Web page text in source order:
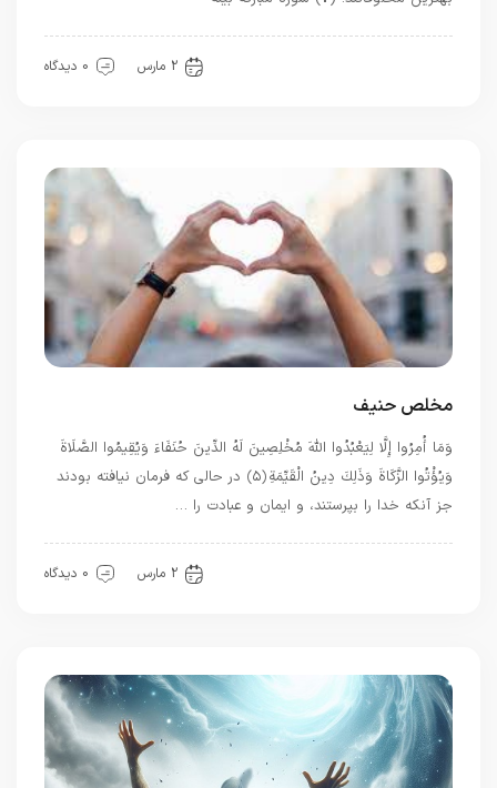
2 مارس 0 دیدگاه
مخلص حنیف
وَمَا أُمِرُوا إِلَّا لِيَعْبُدُوا اللَّهَ مُخْلِصِينَ لَهُ الدِّينَ حُنَفَاءَ وَيُقِيمُوا الصَّلَاةَ
وَيُؤْتُوا الزَّكَاةَ وَذَلِكَ دِينُ الْقَيِّمَةِ ﴿۵﴾ در حالی که فرمان نیافته بودند
جز آنکه خدا را بپرستند، و ایمان و عبادت را …
2 مارس 0 دیدگاه